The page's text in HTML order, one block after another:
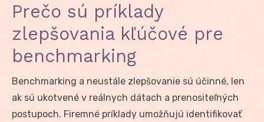
Prečo sú príklady
zlepšovania kľúčové pre
benchmarking
Benchmarking a neustále zlepšovanie sú účinné, len
ak sú ukotvené v reálnych dátach a prenositeľných
postupoch. Firemné príklady umožňujú identifikovať